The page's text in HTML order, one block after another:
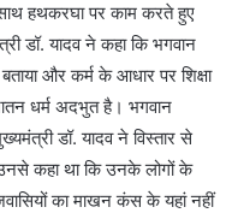
हथकरघा पर काम करते हुए
डॉ. यादव ने कहा कि भगवान
और कर्म के आधार पर शिक्षा
धर्म अदभुत है। भगवान
डॉ. यादव ने विस्तार से
कहा था कि उनके लोगों के
का माखन कंस के यहां नहीं